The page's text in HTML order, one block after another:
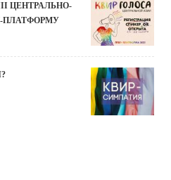
ЦЕНТРАЛЬНО-
ПЛАТФОРМУ